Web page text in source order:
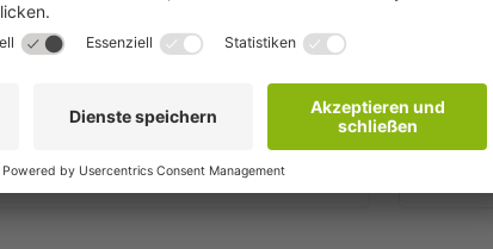
Schritt 2
erhalten innerhalb weniger Minuten eine
per E-Mail mit weiteren
Im